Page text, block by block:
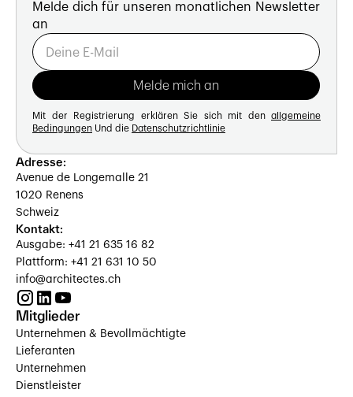
Melde dich für unseren monatlichen Newsletter
an
Mit der Registrierung erklären Sie sich mit den allgemeine
Bedingungen Und die Datenschutzrichtlinie
Adresse:
Avenue de Longemalle 21
1020 Renens
Schweiz
Kontakt:
Ausgabe: +41 21 635 16 82
Plattform: +41 21 631 10 50
info@architectes.ch
Mitglieder
Unternehmen & Bevollmächtigte
Lieferanten
Unternehmen
Dienstleister